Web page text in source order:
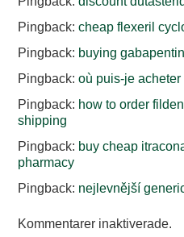
Pingback:cheap flexeril
Pingback: buying
Pingback:où puis-je acheter
Pingback: how to order
shipping
Pingback: buy cheap
pharmacy
Pingback: nejlevnější
Kommentarer inaktiverade.